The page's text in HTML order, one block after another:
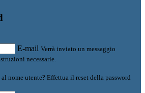
E-mail Verrà inviato un messaggio
necessarie.
nome utente? Effettua il reset della password